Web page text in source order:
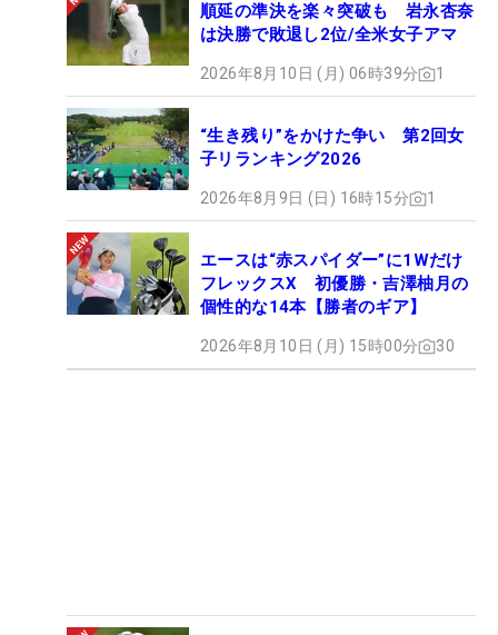
順延の準決を楽々突破も 岩永杏奈
は決勝で敗退し2位/全米女子アマ
2026年8月10日 (月) 06時39分 1
“生き残り”をかけた争い 第2回女
子リランキング2026
2026年8月9日 (日) 16時15分 1
エースは“赤スパイダー”に1Wだけ
フレックスX 初優勝・吉澤柚月の
個性的な14本【勝者のギア】
2026年8月10日 (月) 15時00分 30